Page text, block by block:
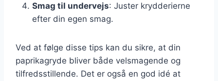
Smag til undervejs: Juster krydderierne
efter din egen smag.
Ved at følge disse tips kan du sikre, at din
paprikagryde bliver både velsmagende og
tilfredsstillende. Det er også en god idé at